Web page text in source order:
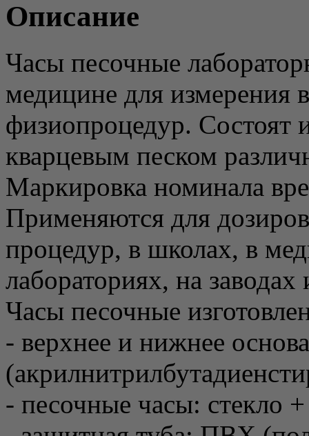
Описание
Часы песочные
медицине для измерения
физиопроцедур. Состоят
кварцевым песком
Маркировка номинала
Применяются для
процедур, в школах, в
лабораториях, на
Часы песочные
- верхнее и нижнее
- песочные часы: стекло